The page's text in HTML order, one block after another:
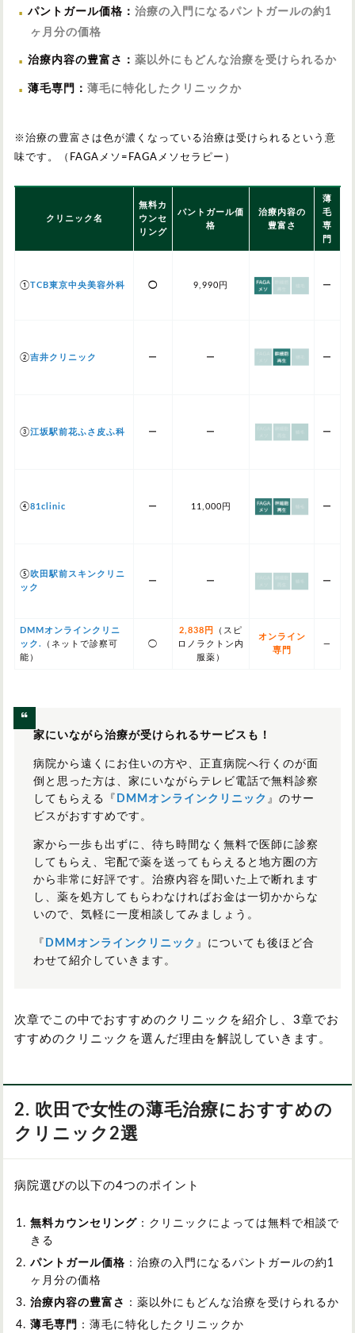
パントガール価格 ： 治療の入門になるパントガールの約1
ヶ月分の価格
治療内容の豊富さ ： 薬以外にもどんな治療を受けられるか
薄毛専門 ： 薄毛に特化したクリニックか
※治療の豊富さは色が濃くなっている治療は受けられるという意
味です。（FAGAメソ=FAGAメソセラピー）
クリニック名
無料カ
ウンセ
リング
パントガール価
格
治療内容の
豊富さ
薄
毛
専
門
①TCB東京中央美容外科 ◯ 9,990円 ー
②吉井クリニック ー ー ー
③江坂駅前花ふさ皮ふ科 ー ー ー
④81clinic ー 11,000円 ー
⑤ 吹田駅前スキンクリニ
ック
ー ー ー
DMMオンラインクリニ
ック.
（ネットで診察可
能）
◯
2,838円
（スピ
ロノラクトン内
服薬）
オンライン
専門
—
家にいながら治療が受けられるサービスも！
病院から遠くにお住いの方や、正直病院へ行くのが面
倒と思った方は、家にいながらテレビ電話で無料診察
してもらえる『 DMMオンラインクリニック 』のサー
ビスがおすすめです。
家から一歩も出ずに、待ち時間なく無料で医師に診察
してもらえ、宅配で薬を送ってもらえると地方圏の方
から非常に好評です。治療内容を聞いた上で断れます
し、薬を処方してもらわなければお金は一切かからな
いので、気軽に一度相談してみましょう。
『 DMMオンラインクリニック 』についても後ほど合
わせて紹介していきます。
次章でこの中でおすすめのクリニックを紹介し、3章でお
すすめのクリニックを選んだ理由を解説していきます。
2. 吹田で女性の薄毛治療におすすめの
クリニック2選
病院選びの以下の4つのポイント
無料カウンセリング ：クリニックによっては無料で相談で
きる
パントガール価格 ：治療の入門になるパントガールの約1
ヶ月分の価格
治療内容の豊富さ
：薬以外にもどんな治療を受けられるか
薄毛専門
：薄毛に特化したクリニックか